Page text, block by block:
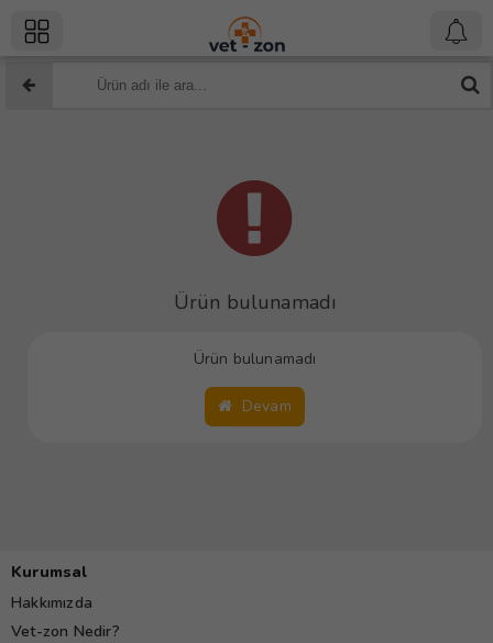
Ürün bulunamadı
Ürün bulunamadı
Devam
Kurumsal
Hakkımızda
Vet-zon Nedir?